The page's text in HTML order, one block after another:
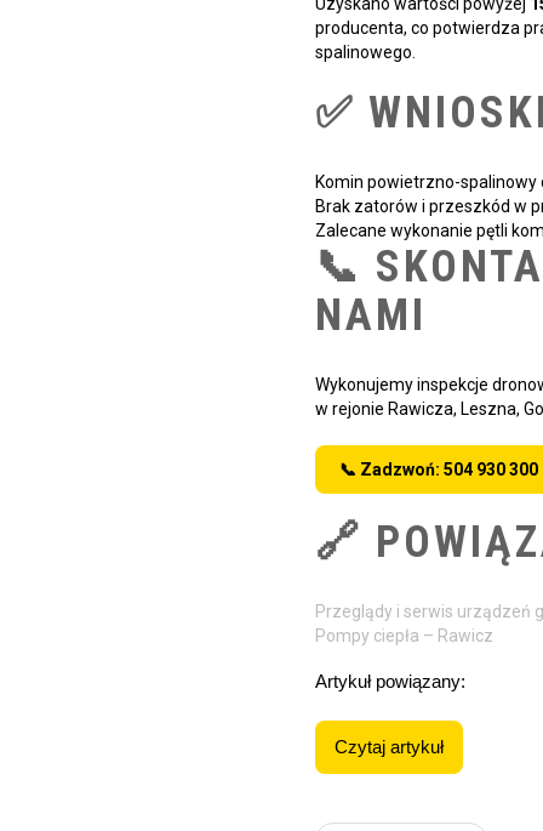
producenta, co potwierdza
spalinowego.
✅
Komin powietrzno-spalinowy
Brak zatorów i przeszkód w
Zalecane wykonanie pętli
📞
NAMI
Wykonujemy inspekcje
w rejonie Rawicza, Leszna,
📞 Zadzwoń: 504 930 300
🔗
Przeglądy i serwis urządzeń
Pompy ciepła – Rawicz
Artykuł powiązany:
Czytaj artykuł